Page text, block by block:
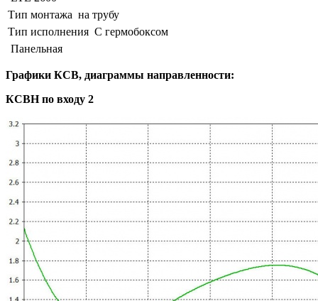
Тип монтажа на трубу
Тип исполнения С гермобоксом
Панельная
Графики КСВ, диаграммы направленности:
КСВН по входу 2